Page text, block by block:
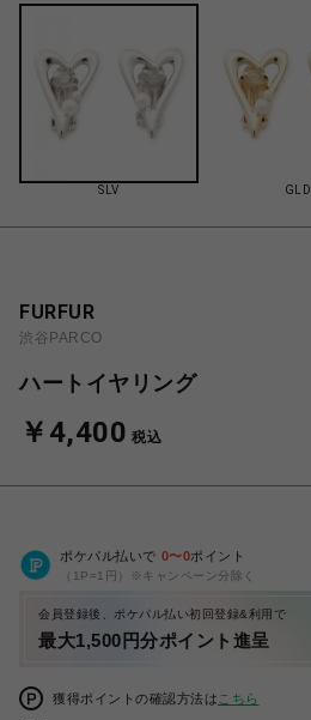
SLV GLD
FURFUR
渋谷PARCO
ハートイヤリング
￥4,400 税込
ポケパル払いで 0〜0ポイント
（1P=1円）※キャンペーン分除く
会員登録後、ポケパル払い初回登録&利用で
最大1,500円分ポイント進呈
獲得ポイントの確認方法は こちら